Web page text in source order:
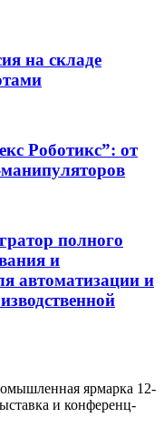
на складе
Роботикс”: от
полного
и
автоматизации и